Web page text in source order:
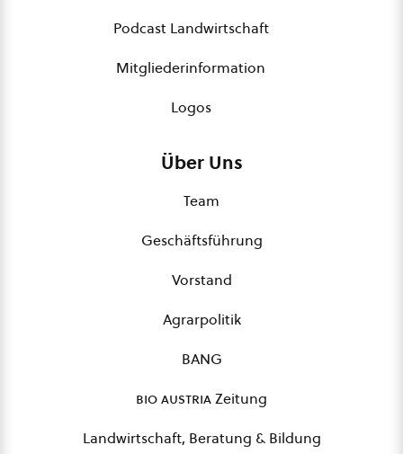
Podcast Landwirtschaft
Mitgliederinformation
Logos
Über Uns
Team
Geschäftsführung
Vorstand
Agrarpolitik
BANG
bio austriaZeitung
Landwirtschaft, Beratung & Bildung